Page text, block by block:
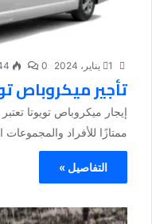
1 يناير، 2024 0
تأجير ميكروباص
إيجار ميكروباص تويوتا
ممتازًا للأفراد
التفاصيل »